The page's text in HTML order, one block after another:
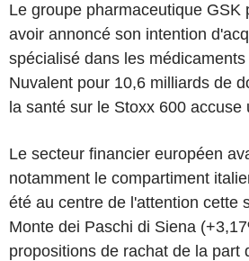
Le groupe pharmaceutique GSK
avoir annoncé son intention
spécialisé dans les
Nuvalent pour 10,6 milliards de
la santé sur le Stoxx 600 accuse
Le secteur financier européen
notamment le compartiment
été au centre de l'attention cette
Monte dei Paschi di Siena
propositions de rachat de la part